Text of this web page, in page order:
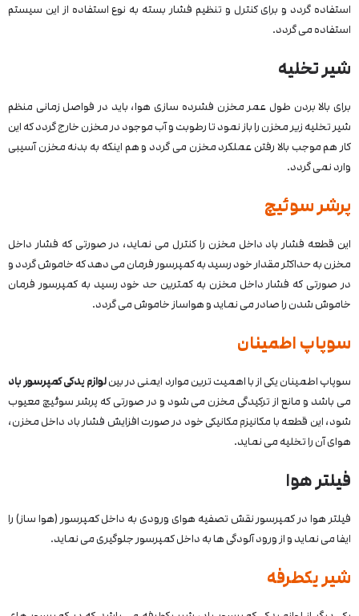
استفاده گردد و برای کنترل و تنظیم فشار بسته به نوع استفاده از این سیستم
استفاده می گردد.
شیر تخلیه
برای بالا بردن طول عمر مخزن فشرده سازی هوا، باید در فواصل زمانی منظم
شیر تخلیه زیر مخزن را باز نمود تا رطوبت و آب موجود در مخزن خارج گردد که این
کار هم موجب بالا رفتن عملکرد مخزن می گردد و هم اینکه به بدنه مخزن آسیبی
وارد نمی گردد.
پرشر سوئیچ
این قطعه فشار باد داخل مخزن را کنترل می نماید، در صورتی که فشار داخل
مخزن به حداکثر مقدار خود رسید به کمپرسور فرمان می دهد که خاموش گردد و
در صورتی که فشار داخل مخزن به کمترین حد خود رسید به کمپرسور فرمان
خاموش شدن را صادر می نماید و هواساز خاموش می گردد.
سوپاپ اطمینان
سوپاپ اطمینان یکی از با اهمیت ترین موارد ایمنی در بینلوازم یدکی کمپرسور باد
می باشد و مانع از ترکیدگی مخزن می شود و در صورتی که پرشر سوئیچ معیوب
شود، این قطعه با مکانیزم مکانیکی خود در صورت افزایش فشار باد داخل مخزن،
هوای آن را تخلیه می نماید.
فیلتر هوا
فیلتر هوا در کمپرسور نقش تصفیه هوای ورودی به داخل کمپرسور (هوا ساز) را
ایفا می نماید و از ورود آلودگی ها به داخل کمپرسور جلوگیری می نماید.
شیر یکطرفه